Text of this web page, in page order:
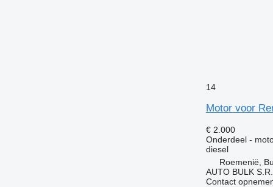
14
Motor voor
€ 2.000
Onderdeel -
diesel
Roemenië,
AUTO BULK
Contact